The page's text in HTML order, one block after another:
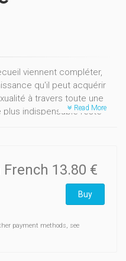
viennent compléter,
qu'il peut acquérir
à travers toute une
indispensable reste
relativement achevée,
plus partielle, où se
la recherche et de la
tel d’entre eux, l’une des
des représentations
Read More
French 13.80 €
Buy
payment methods, see